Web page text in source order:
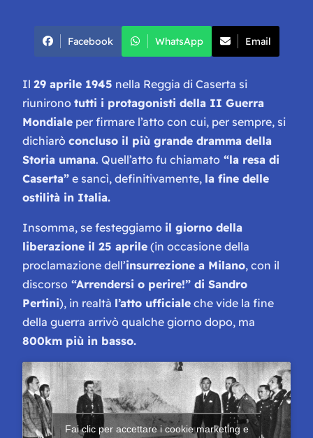
Facebook WhatsApp Email
Il 29 aprile 1945 nella Reggia di Caserta si
riunirono tutti i protagonisti della II Guerra
Mondiale per firmare l’atto con cui, per sempre, si
dichiarò concluso il più grande dramma della
Storia umana. Quell’atto fu chiamato “la resa di
Caserta” e sancì, definitivamente, la fine delle
ostilità in Italia.
Insomma, se festeggiamo il giorno della
liberazione il 25 aprile (in occasione della
proclamazione dell’insurrezione a Milano, con il
discorso “Arrendersi o perire!” di Sandro
Pertini), in realtà l’atto ufficiale che vide la fine
della guerra arrivò qualche giorno dopo, ma
800km più in basso.
Fai clic per accettare i cookie marketing e